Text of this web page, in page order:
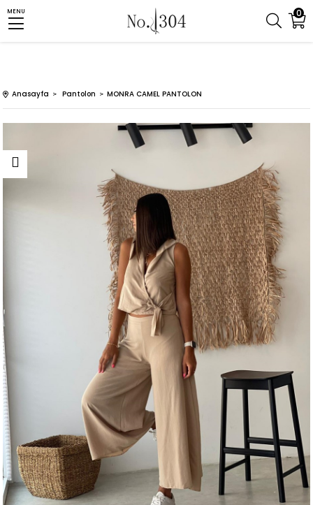
0
MENU
Anasayfa Pantolon MONRA CAMEL PANTOLON